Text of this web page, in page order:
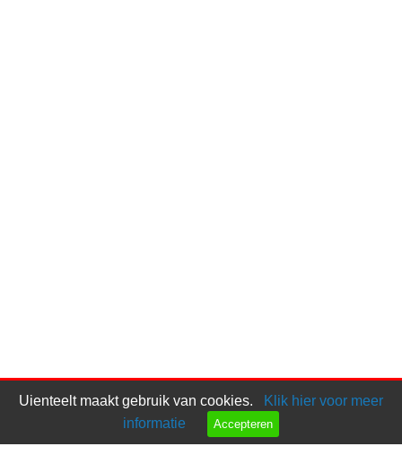
Uienteelt maakt gebruik van cookies.
Klik hier voor meer
informatie
Accepteren